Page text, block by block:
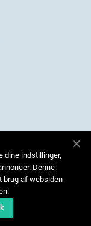
dine indstillinger,
Denne
brug af websiden